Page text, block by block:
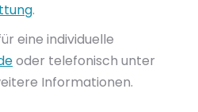
.
eine individuelle
oder telefonisch unter
Informationen.